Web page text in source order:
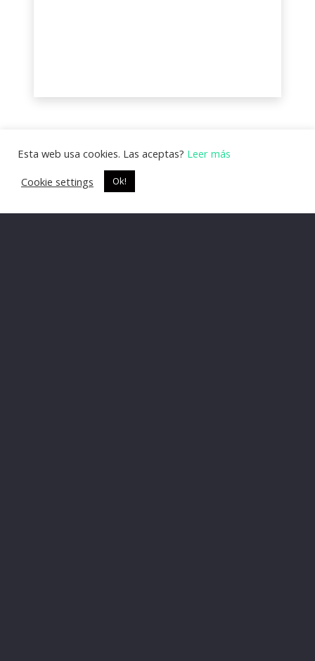
Esta web usa cookies. Las aceptas? Leer más
Cookie settings
Ok!